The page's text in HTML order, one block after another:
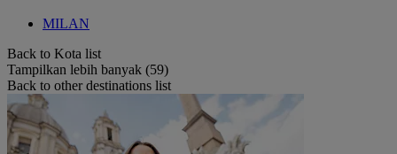
MILAN
Back to Kota list
Tampilkan lebih banyak (59)
Back to other destinations list